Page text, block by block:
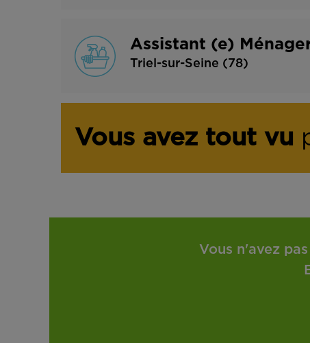
Assistant (e)
Triel-sur-Seine (78)
Vous avez tout vu
Vous n'avez